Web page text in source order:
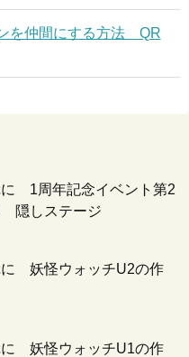
を仲間にする方法 QR
1周年記念イベント第2
隠しステージ
に 妖怪ウォッチU2の作
に 妖怪ウォッチU1の作